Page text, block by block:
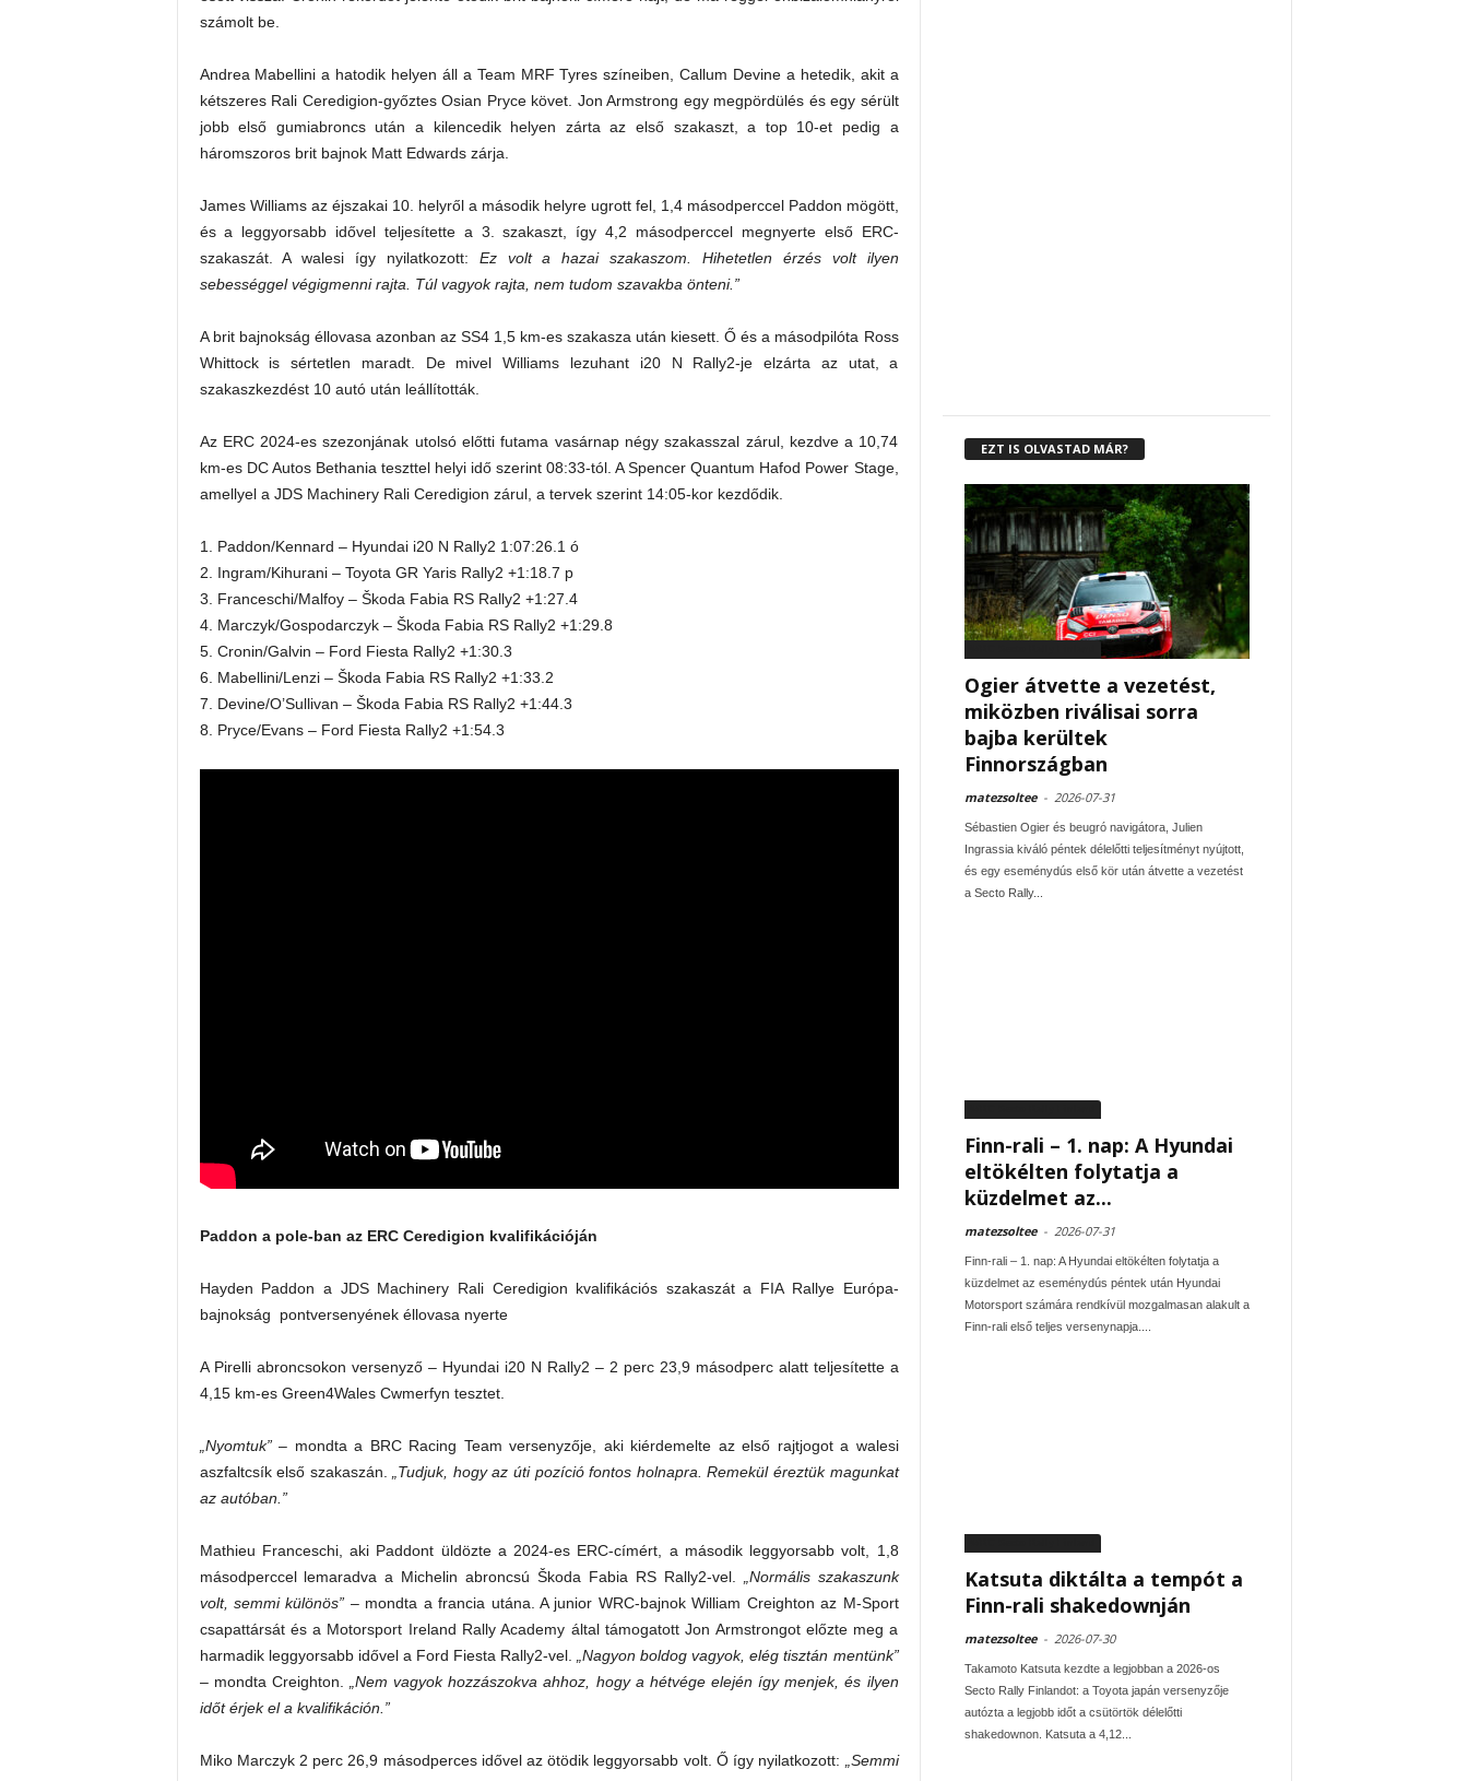
számolt be.
Andrea Mabellini a hatodik helyen áll a Team MRF Tyres színeiben, Callum Devine a hetedik, akit a
kétszeres Rali Ceredigion-győztes Osian Pryce követ. Jon Armstrong egy megpördülés és egy sérült
jobb első gumiabroncs után a kilencedik helyen zárta az első szakaszt, a top 10-et pedig a
háromszoros brit bajnok Matt Edwards zárja.
James Williams az éjszakai 10. helyről a második helyre ugrott fel, 1,4 másodperccel Paddon mögött,
és a leggyorsabb idővel teljesítette a 3. szakaszt, így 4,2 másodperccel megnyerte első ERC-
szakaszát. A walesi így nyilatkozott: Ez volt a hazai szakaszom. Hihetetlen érzés volt ilyen
sebességgel végigmenni rajta. Túl vagyok rajta, nem tudom szavakba önteni.”
A brit bajnokság éllovasa azonban az SS4 1,5 km-es szakasza után kiesett. Ő és a másodpilóta Ross
Whittock is sértetlen maradt. De mivel Williams lezuhant i20 N Rally2-je elzárta az utat, a
szakaszkezdést 10 autó után leállították.
Az ERC 2024-es szezonjának utolsó előtti futama vasárnap négy szakasszal zárul, kezdve a 10,74
km-es DC Autos Bethania teszttel helyi idő szerint 08:33-tól. A Spencer Quantum Hafod Power Stage,
amellyel a JDS Machinery Rali Ceredigion zárul, a tervek szerint 14:05-kor kezdődik.
1. Paddon/Kennard – Hyundai i20 N Rally2 1:07:26.1 ó
2. Ingram/Kihurani – Toyota GR Yaris Rally2 +1:18.7 p
3. Franceschi/Malfoy – Škoda Fabia RS Rally2 +1:27.4
4. Marczyk/Gospodarczyk – Škoda Fabia RS Rally2 +1:29.8
5. Cronin/Galvin – Ford Fiesta Rally2 +1:30.3
6. Mabellini/Lenzi – Škoda Fabia RS Rally2 +1:33.2
7. Devine/O’Sullivan – Škoda Fabia RS Rally2 +1:44.3
8. Pryce/Evans – Ford Fiesta Rally2 +1:54.3
Paddon a pole-ban az ERC Ceredigion kvalifikációján
Hayden Paddon a JDS Machinery Rali Ceredigion kvalifikációs szakaszát a FIA Rallye Európa-
bajnokság pontversenyének éllovasa nyerte
A Pirelli abroncsokon versenyző – Hyundai i20 N Rally2 – 2 perc 23,9 másodperc alatt teljesítette a
4,15 km-es Green4Wales Cwmerfyn tesztet.
„Nyomtuk”– mondta a BRC Racing Team versenyzője, aki kiérdemelte az első rajtjogot a walesi
aszfaltcsík első szakaszán.
„Tudjuk, hogy az úti pozíció fontos holnapra. Remekül éreztük magunkat
az autóban.”
Mathieu Franceschi, aki Paddont üldözte a 2024-es ERC-címért, a második leggyorsabb volt, 1,8
másodperccel lemaradva a Michelin abroncsú Škoda Fabia RS Rally2-vel.
„Normális szakaszunk
volt, semmi különös” – mondta a francia utána. A junior WRC-bajnok William Creighton az M-Sport
csapattársát és a Motorsport Ireland Rally Academy által támogatott Jon Armstrongot előzte meg a
harmadik leggyorsabb idővel a Ford Fiesta Rally2-vel.
„Nagyon boldog vagyok, elég tisztán mentünk”
– mondta Creighton.
„Nem vagyok hozzászokva ahhoz, hogy a hétvége elején így menjek, és ilyen
időt érjek el a kvalifikáción.”
Miko Marczyk 2 perc 26,9 másodperces idővel az ötödik leggyorsabb volt. Ő így nyilatkozott:
„Semmi
EZT IS OLVASTAD MÁR?
Ogier átvette a vezetést,
miközben riválisai sorra
bajba kerültek
Finnországban
matezsoltee - 2026-07-31
Sébastien Ogier és beugró navigátora, Julien
Ingrassia kiváló péntek délelőtti teljesítményt nyújtott,
és egy eseménydús első kör után átvette a vezetést
a Secto Rally...
Finn-rali – 1. nap: A Hyundai
eltökélten folytatja a
küzdelmet az...
matezsoltee - 2026-07-31
Finn-rali – 1. nap: A Hyundai eltökélten folytatja a
küzdelmet az eseménydús péntek után Hyundai
Motorsport számára rendkívül mozgalmasan alakult a
Finn-rali első teljes versenynapja....
Katsuta diktálta a tempót a
Finn-rali shakedownján
matezsoltee - 2026-07-30
Takamoto Katsuta kezdte a legjobban a 2026-os
Secto Rally Finlandot: a Toyota japán versenyzője
autózta a legjobb időt a csütörtök délelőtti
shakedownon. Katsuta a 4,12...